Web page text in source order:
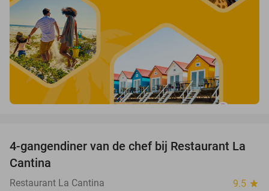
32%
4-gangendiner van de chef bij Restaurant La
Cantina
Restaurant La Cantina 9.5 star